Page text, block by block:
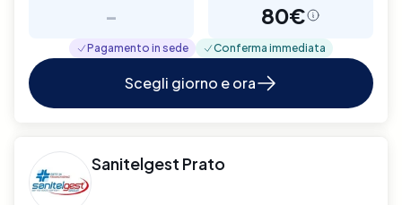
- 80€
Pagamento in sede Conferma immediata
Scegli giorno e ora
Sanitelgest Prato